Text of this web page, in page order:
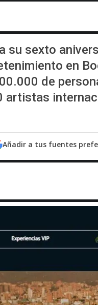
su sexto
en
de
artistas
Añadir a tus fuentes